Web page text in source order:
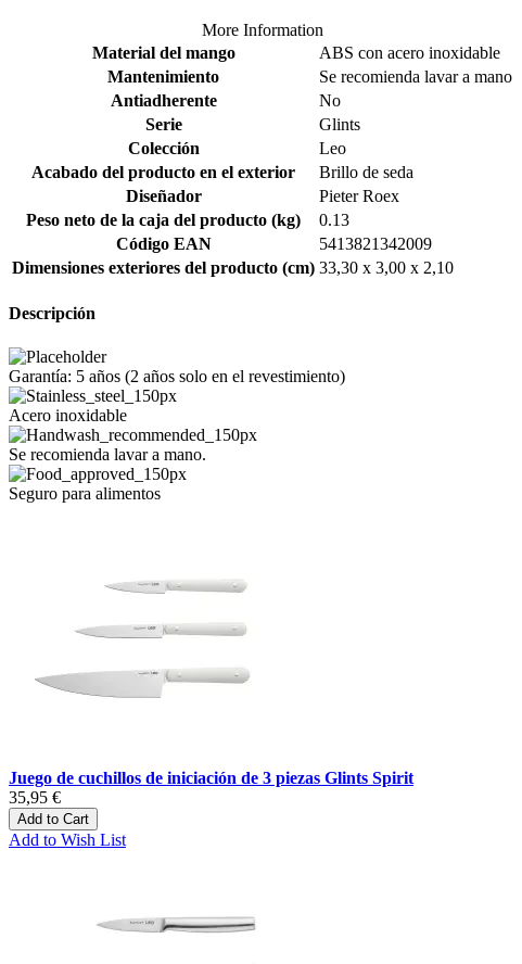
More Information
Material del mango
ABS con acero inoxidable
Mantenimiento
Se recomienda lavar a mano
Antiadherente
No
Serie
Glints
Colección
Leo
Acabado del producto en el exterior
Brillo de seda
Diseñador
Pieter Roex
Peso neto de la caja del producto (kg)
0.13
Código EAN
5413821342009
Dimensiones exteriores del producto (cm) 33,30 x 3,00 x 2,10
Descripción
Garantía: 5 años (2 años solo en el revestimiento)
Acero inoxidable
Se recomienda lavar a mano.
Seguro para alimentos
Juego de cuchillos de iniciación de 3 piezas Glints Spirit
35,95 €
Add to Cart
Add to Wish List